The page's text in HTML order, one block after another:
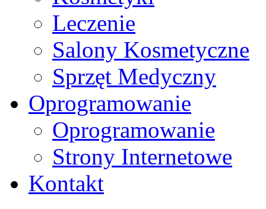
Leczenie
Salony Kosmetyczne
Sprzęt Medyczny
Oprogramowanie
Oprogramowanie
Strony Internetowe
Kontakt